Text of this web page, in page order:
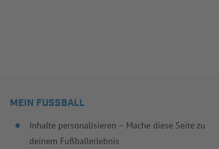
MEIN FUSSBALL
Inhalte personalisieren – Mache diese Seite zu
deinem Fußballerlebnis